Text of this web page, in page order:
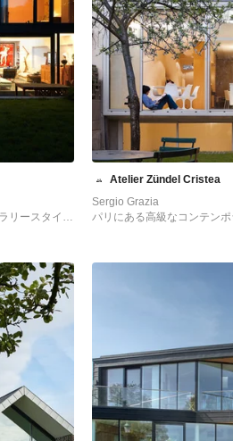
リースタイル
Atelier Zündel Cristea
Sergio Grazia
パリにある高級なコンテン